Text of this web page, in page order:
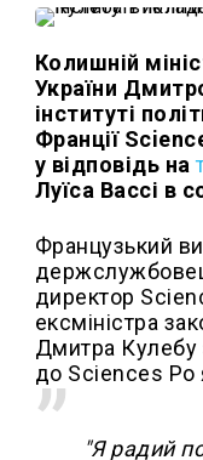
Колишній
України
інституті
Франції
у відповідь на
Луїса Вассі в
Французький
директор
ексміністра
Дмитра Кулебу
до Sciences Po
"Я радий